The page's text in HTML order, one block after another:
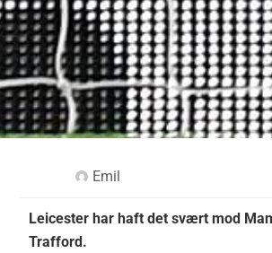
Emil
Leicester har haft det svært mod
Trafford.